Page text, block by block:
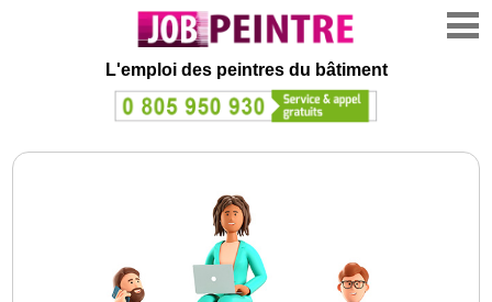
L'emploi des peintres du bâtiment